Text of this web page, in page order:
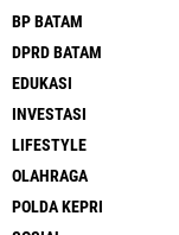
BP BATAM
DPRD BATAM
EDUKASI
INVESTASI
LIFESTYLE
OLAHRAGA
POLDA KEPRI